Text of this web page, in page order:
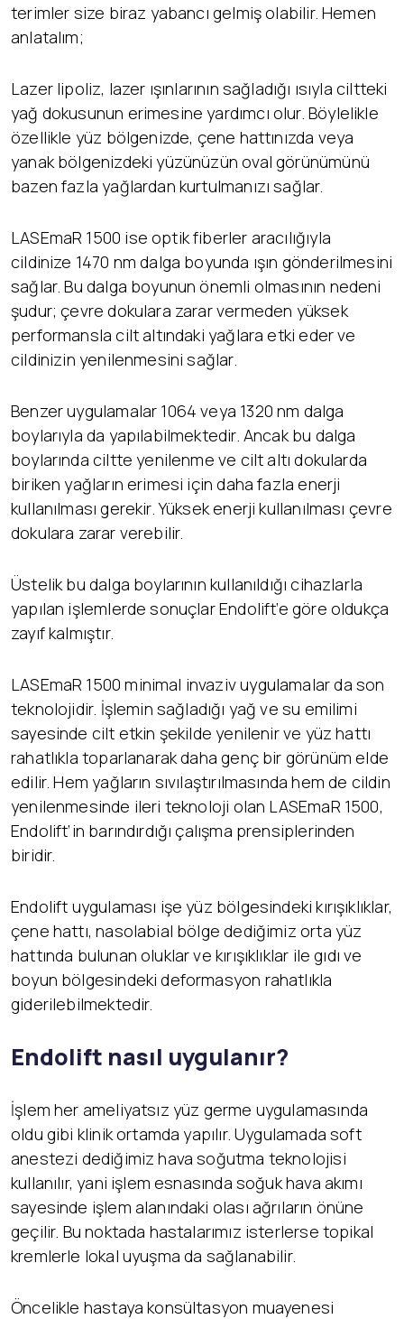
terimler size biraz yabancı gelmiş olabilir. Hemen
anlatalım;
Lazer lipoliz, lazer ışınlarının sağladığı ısıyla ciltteki
yağ dokusunun erimesine yardımcı olur. Böylelikle
özellikle yüz bölgenizde, çene hattınızda veya
yanak bölgenizdeki yüzünüzün oval görünümünü
bazen fazla yağlardan kurtulmanızı sağlar.
LASEmaR 1500 ise optik fiberler aracılığıyla
cildinize 1470 nm dalga boyunda ışın gönderilmesini
sağlar. Bu dalga boyunun önemli olmasının nedeni
şudur; çevre dokulara zarar vermeden yüksek
performansla cilt altındaki yağlara etki eder ve
cildinizin yenilenmesini sağlar.
Benzer uygulamalar 1064 veya 1320 nm dalga
boylarıyla da yapılabilmektedir. Ancak bu dalga
boylarında ciltte yenilenme ve cilt altı dokularda
biriken yağların erimesi için daha fazla enerji
kullanılması gerekir. Yüksek enerji kullanılması çevre
dokulara zarar verebilir.
Üstelik bu dalga boylarının kullanıldığı cihazlarla
yapılan işlemlerde sonuçlar Endolift’e göre oldukça
zayıf kalmıştır.
LASEmaR 1500 minimal invaziv uygulamalar da son
teknolojidir. İşlemin sağladığı yağ ve su emilimi
sayesinde cilt etkin şekilde yenilenir ve yüz hattı
rahatlıkla toparlanarak daha genç bir görünüm elde
edilir. Hem yağların sıvılaştırılmasında hem de cildin
yenilenmesinde ileri teknoloji olan LASEmaR 1500,
Endolift’in barındırdığı çalışma prensiplerinden
biridir.
Endolift uygulaması işe yüz bölgesindeki kırışıklıklar,
çene hattı, nasolabial bölge dediğimiz orta yüz
hattında bulunan oluklar ve kırışıklıklar ile gıdı ve
boyun bölgesindeki deformasyon rahatlıkla
giderilebilmektedir.
Endolift nasıl uygulanır?
İşlem her ameliyatsız yüz germe uygulamasında
oldu gibi klinik ortamda yapılır. Uygulamada soft
anestezi dediğimiz hava soğutma teknolojisi
kullanılır, yani işlem esnasında soğuk hava akımı
sayesinde işlem alanındaki olası ağrıların önüne
geçilir. Bu noktada hastalarımız isterlerse topikal
kremlerle lokal uyuşma da sağlanabilir.
Öncelikle hastaya konsültasyon muayenesi